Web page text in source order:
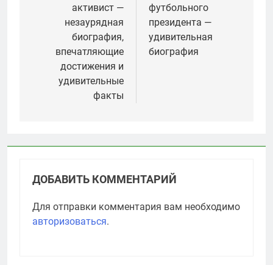
активист —
незаурядная
биография,
впечатляющие
достижения и
удивительные
факты
футбольного
президента —
удивительная
биография
ДОБАВИТЬ КОММЕНТАРИЙ
Для отправки комментария вам необходимо
авторизоваться.